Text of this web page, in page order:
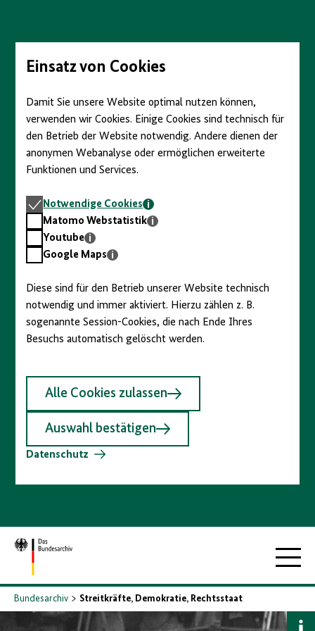
Seiteninhalt
springenEinsatz von Cookies
Damit Sie unsere Website optimal nutzen können,
verwenden wir Cookies. Einige Cookies sind technisch für
den Betrieb der Website notwendig. Andere dienen der
anonymen Webanalyse oder ermöglichen erweiterte
Funktionen und Services.
Notwendige
Cookies
Notwendige Cookies
Matomo
Webstatistik
Matomo Webstatistik
Youtube
Youtube
GoogleGoogle Maps
Diese sind für den Betrieb unserer Website technisch
notwendig und immer aktiviert. Hierzu zählen z. B.
sogenannte Session-Cookies, die nach Ende Ihres
Besuchs automatisch gelöscht werden.
Alle Cookies zulassen
Auswahl bestätigen
Datenschutz
Zur
Startseite
Bundesarchiv Streitkräfte, Demokratie, Rechtsstaat